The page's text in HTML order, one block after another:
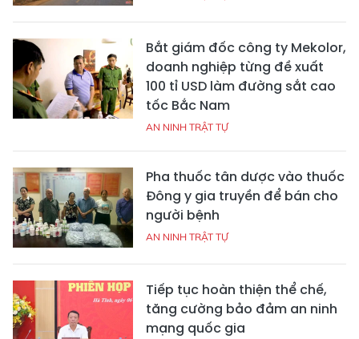
Bắt giám đốc công ty Mekolor,
doanh nghiệp từng đề xuất
100 tỉ USD làm đường sắt cao
tốc Bắc Nam
AN NINH TRẬT TỰ
Pha thuốc tân dược vào thuốc
Đông y gia truyền để bán cho
người bệnh
AN NINH TRẬT TỰ
Tiếp tục hoàn thiện thể chế,
tăng cường bảo đảm an ninh
mạng quốc gia